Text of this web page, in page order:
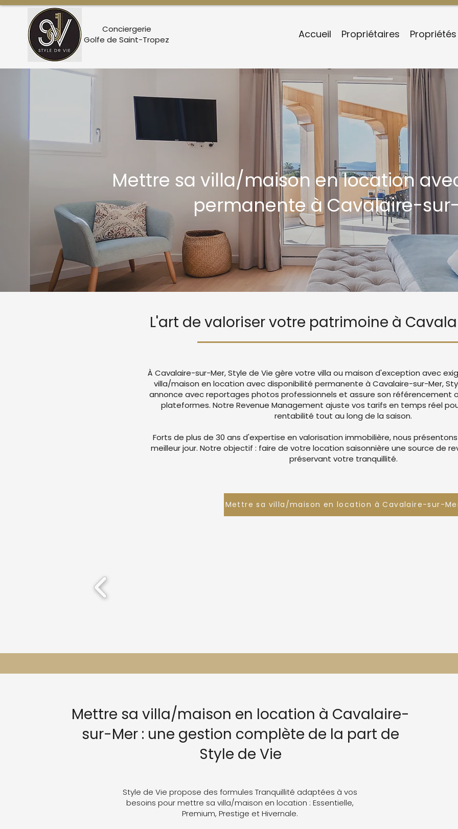
Conciergerie
Golfe de Saint-Tropez
Accueil Propriétaires Propriétés
Mettre sa villa/maison en location
permanente à Cavalaire-
L'art de valoriser votre patrimoine à
À Cavalaire-sur-Mer, Style de Vie gère votre villa ou maison d'exception avec
villa/maison en location avec disponibilité permanente à Cavalaire-sur-Mer,
annonce avec reportages photos professionnels et assure son référencement
plateformes. Notre Revenue Management ajuste vos tarifs en temps réel
rentabilité tout au long de la saison.
Forts de plus de 30 ans d'expertise en valorisation immobilière, nous
meilleur jour. Notre objectif : faire de votre location saisonnière une source de
préservant votre tranquillité.
Mettre sa villa/maison en location à Cavalaire-sur-
Mettre sa villa/maison en location à Cavalaire-
sur-Mer : une gestion complète de la part de
Style de Vie
Style de Vie propose des formules Tranquillité adaptées à vos
besoins pour mettre sa villa/maison en location : Essentielle,
Premium, Prestige et Hivernale.